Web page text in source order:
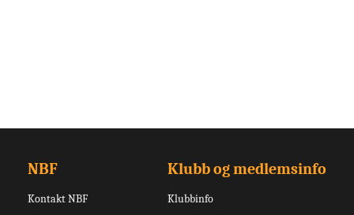
NBF
Kontakt NBF
Klubb og medlemsinfo
Klubbinfo